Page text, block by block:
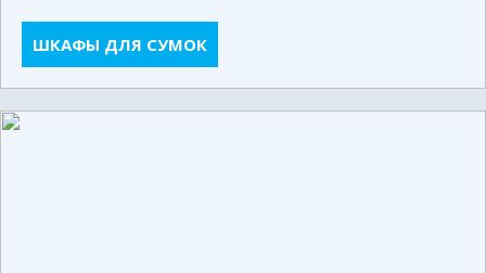
ШКАФЫ ДЛЯ СУМОК